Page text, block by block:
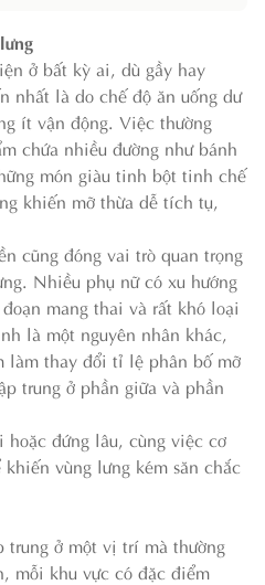
ở bất kỳ ai, dù gầy hay
nhất là do chế độ ăn uống dư
ít vận động. Việc thường
chứa nhiều đường như bánh
món giàu tinh bột tinh chế
khiến mỡ thừa dễ tích tụ,
cũng đóng vai trò quan trọng
Nhiều phụ nữ có xu hướng
mang thai và rất khó loại
là một nguyên nhân khác,
làm thay đổi tỉ lệ phân bố mỡ
trung ở phần giữa và phần
đứng lâu, cùng việc cơ
vùng lưng kém săn chắc
trung ở một vị trí mà thường
mỗi khu vực có đặc điểm